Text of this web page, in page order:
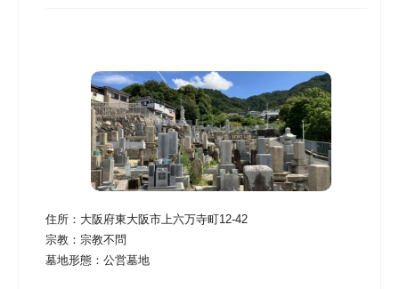
住所： 大阪府東大阪市上六万寺町12-42
宗教： 宗教不問
墓地形態： 公営墓地